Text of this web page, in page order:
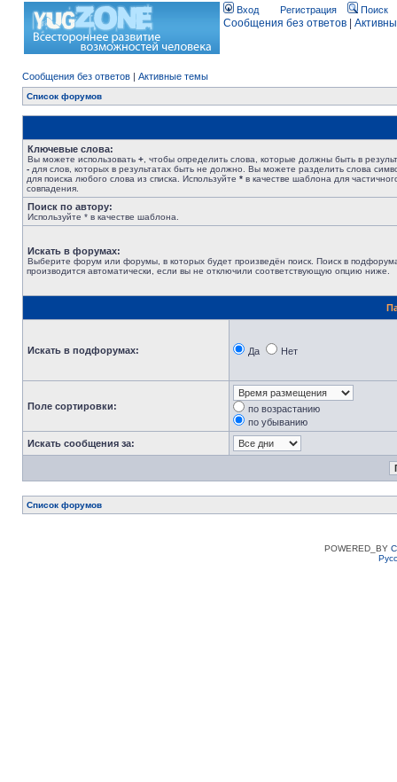
Вход Регистрация Поиск
Сообщения без ответов
Сообщения без ответов | Активные темы
Список форумов
Ключевые слова:
Вы можете использовать + , чтобы определить слова, которые должны быть в
- для слов, которых в результатах быть не должно. Вы можете разделить слова
для поиска любого слова из списка. Используйте * в качестве шаблона для
совпадения.
Поиск по автору:
Используйте * в качестве шаблона.
Искать в форумах:
Выберите форум или форумы, в которых будет произведён поиск. Поиск в
производится автоматически, если вы не отключили соответствующую опцию ниже.
Искать в подфорумах: Да Нет
Поле сортировки:
по возрастанию
по убыванию
Искать сообщения за:
Список форумов
POWERED_BY